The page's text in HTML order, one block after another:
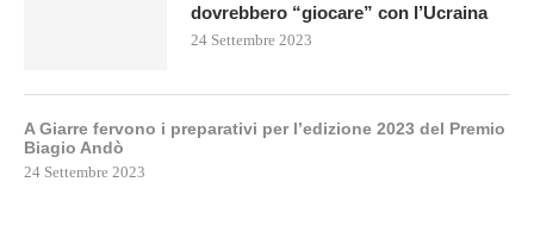
dovrebbero “giocare” con l’Ucraina
24 Settembre 2023
A Giarre fervono i preparativi per l’edizione 2023 del Premio
Biagio Andò
24 Settembre 2023